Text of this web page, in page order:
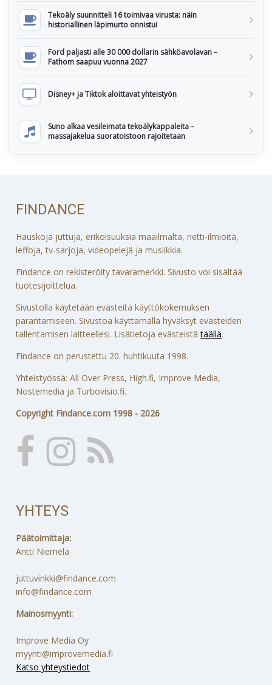
Tekoäly suunnitteli 16 toimivaa virusta: näin
historiallinen läpimurto onnistui
Ford paljasti alle 30 000 dollarin sähköavolavan –
Fathom saapuu vuonna 2027
Disney+ ja Tiktok aloittavat yhteistyön
Suno alkaa vesileimata tekoälykappaleita –
massajakelua suoratoistoon rajoitetaan
FINDANCE
Hauskoja juttuja, erikoisuuksia maailmalta, netti-ilmiöitä,
leffoja, tv-sarjoja, videopelejä ja musiikkia.
Findance on rekisteröity tavaramerkki. Sivusto voi sisältää
tuotesijoittelua.
Sivustolla käytetään evästeitä käyttökokemuksen
parantamiseen. Sivustoa käyttämällä hyväksyt evästeiden
tallentamisen laitteellesi. Lisätietoja evästeistätäällä.
Findance on perustettu 20. huhtikuuta 1998.
Yhteistyössä: All Over Press, High.fi, Improve Media,
Nostemedia ja Turbovisio.fi.
Copyright Findance.com 1998 - 2026
YHTEYS
Päätoimittaja:
Antti Niemelä
juttuvinkki@findance.com
info@findance.com
Mainosmyynti:
Improve Media Oy
myynti@improvemedia.fi
Katso yhteystiedot